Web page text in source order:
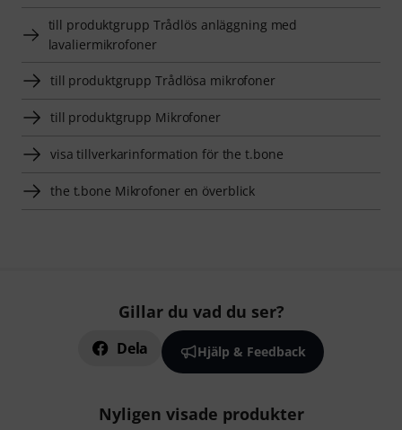
till produktgrupp Trådlös anläggning med
lavaliermikrofoner
till produktgrupp Trådlösa mikrofoner
till produktgrupp Mikrofoner
visa tillverkarinformation för the t.bone
the t.bone Mikrofoner en överblick
Gillar du vad du ser?
Dela Hjälp & Feedback
Nyligen visade produkter